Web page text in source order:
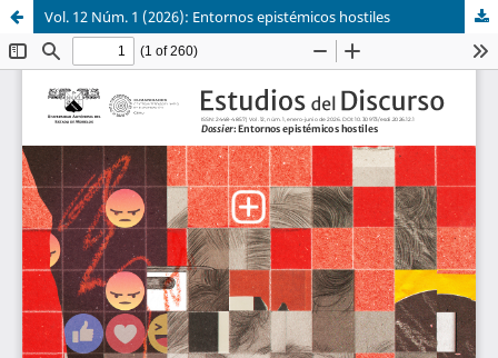
Vol. 12 Núm. 1 (2026): Entornos epistémicos hostiles